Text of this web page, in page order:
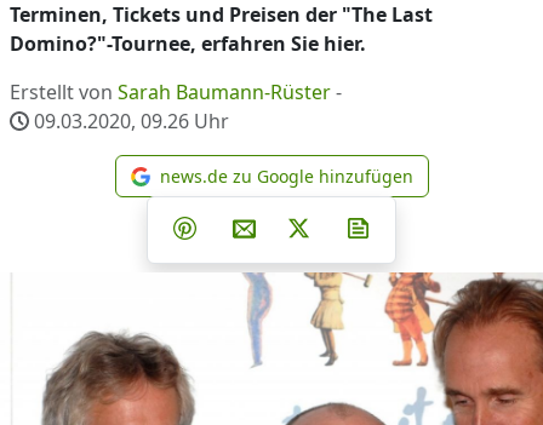
Terminen, Tickets und Preisen der "The Last
Domino?"-Tournee, erfahren Sie hier.
Erstellt von Sarah Baumann-Rüster-
09.03.2020, 09.26 Uhr
news.de zu Google
news.de zu Google hinzufügen
Teilen auf Facebook
Teilen auf Whatsapp
Teilen auf Telegram
Teilen auf Pinterest
Per E-Mail teilen
Post auf X